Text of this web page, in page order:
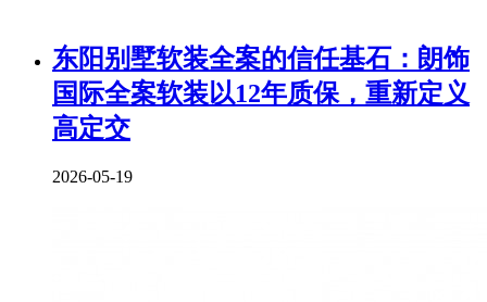
东阳别墅软装全案的信任基石：朗饰
国际全案软装以12年质保，重新定义
高定交
2026-05-19